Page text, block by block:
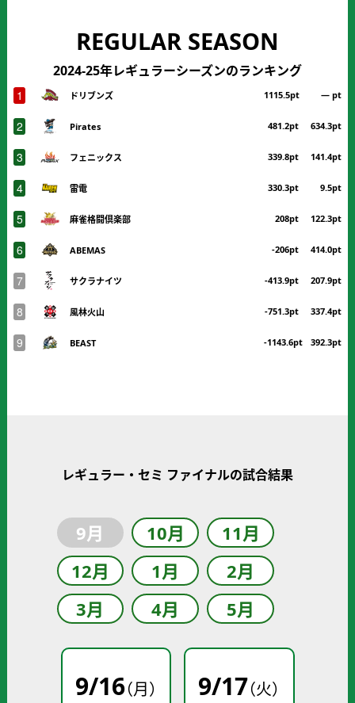
REGULAR SEASON
2024-25年レギュラーシーズンのランキング
1 ドリブンズ 1115.5pt ― pt
2 Pirates 481.2pt 634.3pt
3 フェニックス 339.8pt 141.4pt
4 雷電 330.3pt 9.5pt
5 麻雀格闘倶楽部 208pt 122.3pt
6 ABEMAS -206pt 414.0pt
7 サクラナイツ -413.9pt 207.9pt
8 風林火山 -751.3pt 337.4pt
9 BEAST -1143.6pt 392.3pt
レギュラー・セミ ファイナルの試合結果
9月 10月
11月
12月
1月
2月
3月
4月 5月
9/16（月） 9/17（火）